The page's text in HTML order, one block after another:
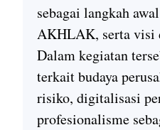
sebagai langkah
AKHLAK, serta visi
Dalam kegiatan
terkait budaya
risiko, digitalisasi
profesionalisme